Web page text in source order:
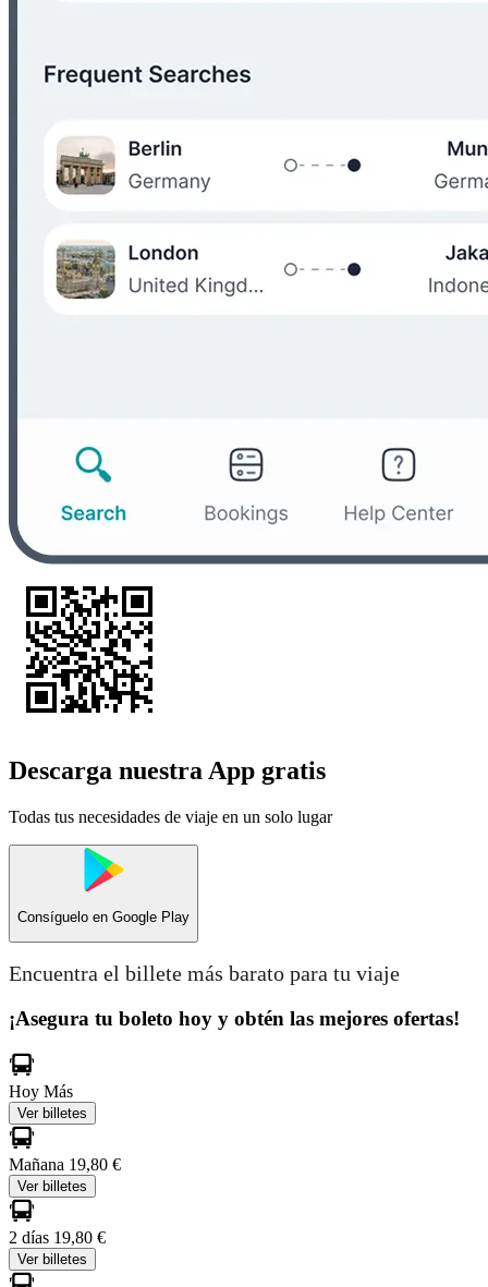
Descarga nuestra App gratis
Todas tus necesidades de viaje en un solo lugar
Consíguelo en Google Play
Encuentra el billete más barato para tu viaje
¡Asegura tu boleto hoy y obtén las mejores ofertas!
Hoy Más
Ver billetes
Mañana 19,80 €
Ver billetes
2 días 19,80 €
Ver billetes